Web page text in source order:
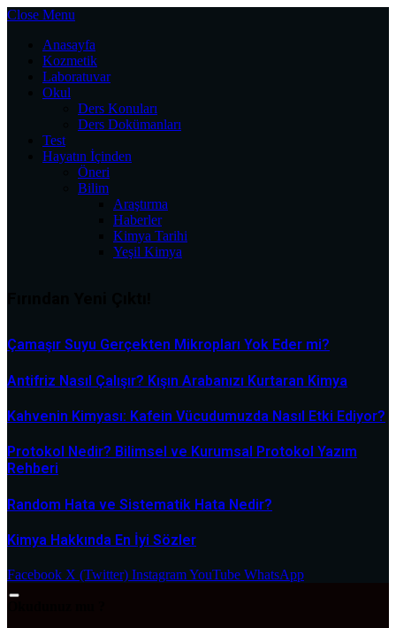
Close Menu
Anasayfa
Kozmetik
Laboratuvar
Okul
Ders Konuları
Ders Dokümanları
Test
Hayatın İçinden
Öneri
Bilim
Araştırma
Haberler
Kimya Tarihi
Yeşil Kimya
Çamaşır Suyu Gerçekten Mikropları Yok Eder mi?
Antifriz Nasıl Çalışır? Kışın Arabanızı Kurtaran Kimya
Kahvenin Kimyası: Kafein Vücudumuzda Nasıl Etki Ediyor?
Protokol Nedir? Bilimsel ve Kurumsal Protokol Yazım
Rehberi
Random Hata ve Sistematik Hata Nedir?
Kimya Hakkında En İyi Sözler
Facebook X (Twitter) InstagramYouTube WhatsApp